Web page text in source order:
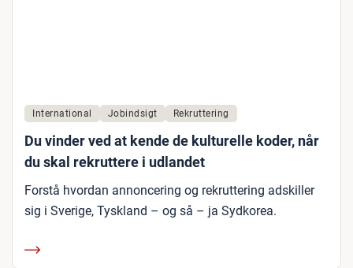
International Jobindsigt Rekruttering
Du vinder ved at kende de kulturelle koder, når
du skal rekruttere i udlandet
Forstå hvordan annoncering og rekruttering adskiller
sig i Sverige, Tyskland – og så – ja Sydkorea.